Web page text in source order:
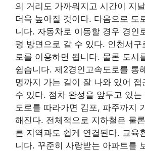
의 거리도 가까워지고 시간이 지
더욱 높아질 것이다. 다음으로 도
니다. 자동차로 이동할 경우 경인
평 방면으로 갈 수 있다. 인천서구
로를 이용하면 됩니다. 물론 도시
쉽습니다. 제2경인고속도로를 통
명까지 가는 길이 잘 나와 있어
수 있다. 점차 완성을 앞두고 있
도로를 따라가면 김포, 파주까지
해진다. 전체적으로 지하철은 물
른 지역과도 쉽게 연결된다. 교육
니다. 꾸준히 사랑받는 아파트를